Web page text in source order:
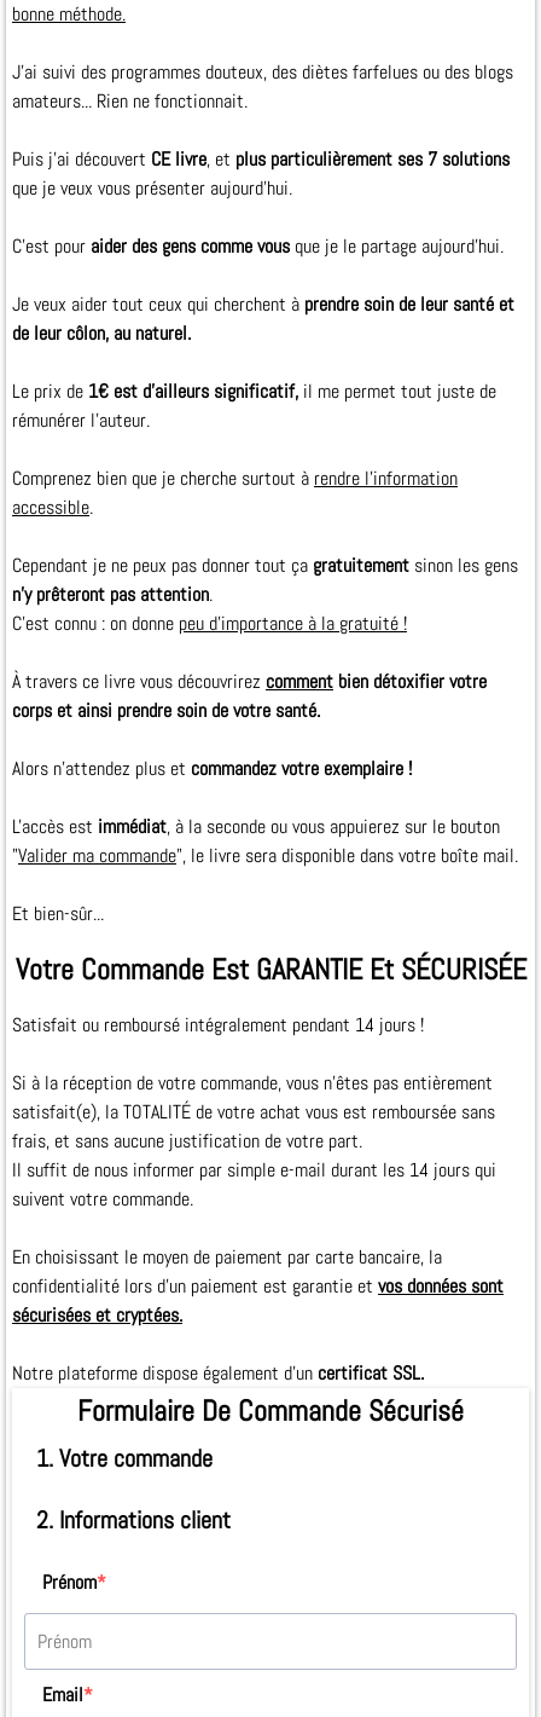
bonne méthode.
J'ai suivi des programmes douteux, des diètes farfelues ou des blogs
amateurs... Rien ne fonctionnait.
Puis j'ai découvert CE livre, et plus particulièrement ses 7 solutions
que je veux vous présenter aujourd'hui.
C'est pour aider des gens comme vous que je le partage aujourd'hui.
Je veux aider tout ceux qui cherchent à prendre soin de leur santé et
de leur côlon, au naturel.
Le prix de 1€ est d'ailleurs significatif, il me permet tout juste de
rémunérer l'auteur.
Comprenez bien que je cherche surtout à rendre l'information
accessible.
Cependant je ne peux pas donner tout ça gratuitement sinon les gens
n'y prêteront pas attention.
C'est connu : on donne peu d'importance à la gratuité !
À travers ce livre vous découvrirez comment bien détoxifier votre
corps et ainsi prendre soin de votre santé.
Alors n'attendez plus et commandez votre exemplaire !
L'accès est immédiat, à la seconde ou vous appuierez sur le bouton
"Valider ma commande", le livre sera disponible dans votre boîte mail.
Et bien-sûr...
Votre Commande Est GARANTIE Et SÉCURISÉE
Satisfait ou remboursé intégralement pendant 14 jours !
Si à la réception de votre commande, vous n'êtes pas entièrement
satisfait(e), la TOTALITÉ de votre achat vous est remboursée sans
frais, et sans aucune justification de votre part.
Il suffit de nous informer par simple e­-mail durant les 14 jours qui
suivent votre commande.
En choisissant le moyen de paiement par carte bancaire, la
confidentialité lors d'un paiement est garantie et vos données sont
sécurisées et cryptées.
Notre plateforme dispose également d'un certificat SSL.
Formulaire De Commande Sécurisé
1. Votre commande
2. Informations client
Prénom*
Email*